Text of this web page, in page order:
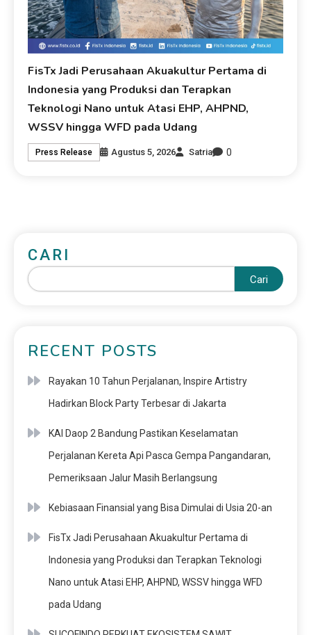
FisTx Jadi Perusahaan Akuakultur Pertama di
Indonesia yang Produksi dan Terapkan
Teknologi Nano untuk Atasi EHP, AHPND,
WSSV hingga WFD pada Udang
Press Release Agustus 5, 2026 Satria 0
CARI
Cari
RECENT POSTS
Rayakan 10 Tahun Perjalanan, Inspire Artistry
Hadirkan Block Party Terbesar di Jakarta
KAI Daop 2 Bandung Pastikan Keselamatan
Perjalanan Kereta Api Pasca Gempa Pangandaran,
Pemeriksaan Jalur Masih Berlangsung
Kebiasaan Finansial yang Bisa Dimulai di Usia 20-an
FisTx Jadi Perusahaan Akuakultur Pertama di
Indonesia yang Produksi dan Terapkan Teknologi
Nano untuk Atasi EHP, AHPND, WSSV hingga WFD
pada Udang